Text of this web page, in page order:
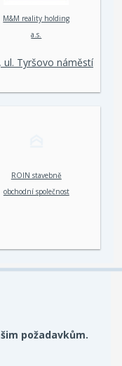
M&M reality holding
a.s.
Tyršovo náměstí
ROIN stavebně
obchodní společnost
požadavkům.